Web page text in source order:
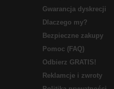
Gwarancja dyskrecji
Dlaczego my?
Bezpieczne zakupy
Pomoc (FAQ)
Odbierz GRATIS!
Reklamcje i zwroty